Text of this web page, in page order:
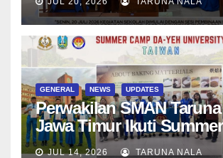
Asesmen Diagnostik
GENERAL NEWS UPDATES
Perwakilan SMAN
Jawa Timur Ikuti
di Da-Yeh University,
JUL 14, 2026 TARUNA NALA